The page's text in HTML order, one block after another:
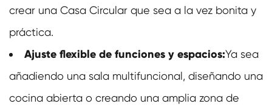
crear una Casa Circular que sea a la vez bonita y
práctica.
Ajuste flexible de funciones y espacios:Ya sea
añadiendo una sala multifuncional, diseñando una
cocina abierta o creando una amplia zona de